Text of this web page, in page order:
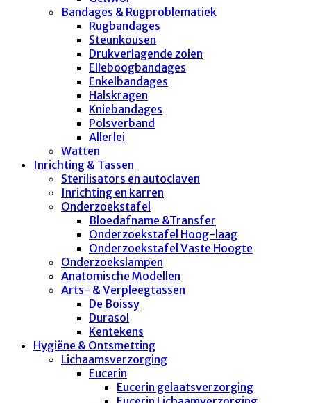
Bandages & Rugproblematiek
Rugbandages
Steunkousen
Drukverlagende zolen
Elleboogbandages
Enkelbandages
Halskragen
Kniebandages
Polsverband
Allerlei
Watten
Inrichting & Tassen
Sterilisators en autoclaven
Inrichting en karren
Onderzoekstafel
Bloedafname &Transfer
Onderzoekstafel Hoog-laag
Onderzoekstafel Vaste Hoogte
Onderzoekslampen
Anatomische Modellen
Arts- & Verpleegtassen
De Boissy
Durasol
Kentekens
Hygiëne & Ontsmetting
Lichaamsverzorging
Eucerin
Eucerin gelaatsverzorging